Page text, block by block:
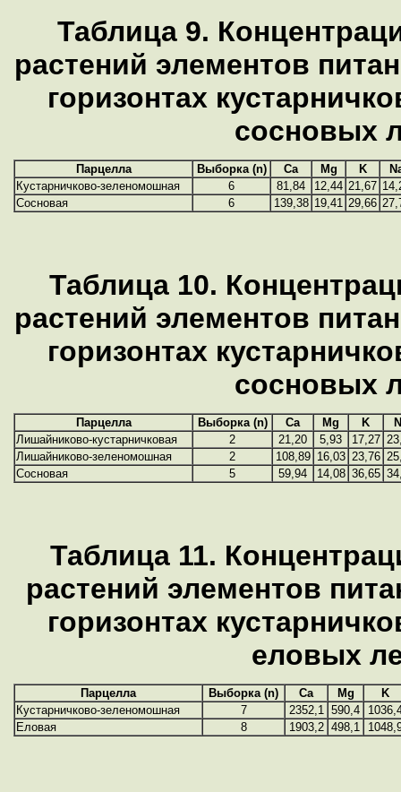
Таблица 9.
растений элементов
горизонтах
сосновых
Парцелла Выборка (n) Ca Mg K
Кустарничково-зеленомошная
6 81,84 12,44 21,67
Сосновая
6 139,38 19,41 29,66
Таблица 10.
растений элементов
горизонтах
сосновых
Парцелла Выборка (n) Ca Mg K
Лишайниково-кустарничковая
2 21,20 5,93 17,27
Лишайниково-зеленомошная
2 108,89 16,03 23,76
Сосновая
5 59,94 14,08 36,65
Таблица 11.
растений элементов
горизонтах
еловых
Парцелла Выборка (n) Ca Mg
K
Кустарничково-зеленомошная
7 2352,1 590,4
Еловая
8 1903,2 498,1